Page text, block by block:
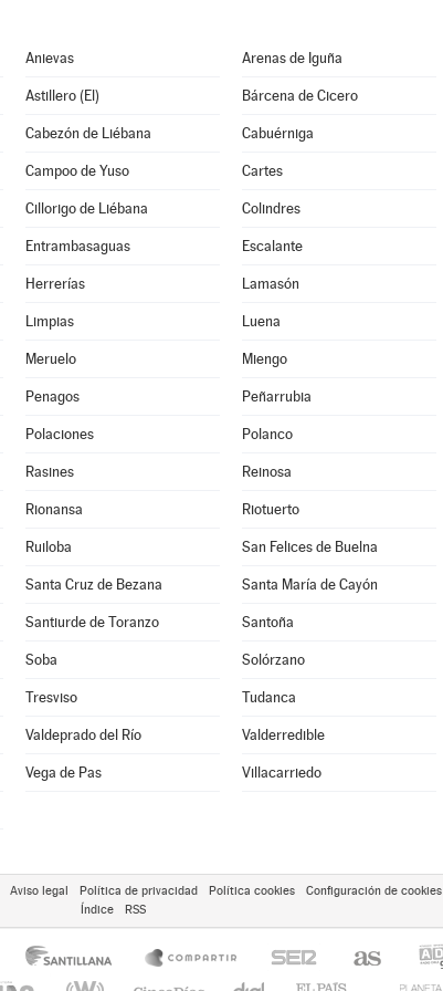
Anievas Arenas de Iguña
Astillero (El) Bárcena de Cicero
Cabezón de Liébana Cabuérniga
Campoo de Yuso Cartes
Cillorigo de Liébana Colindres
Entrambasaguas Escalante
Herrerías Lamasón
Limpias Luena
Meruelo Miengo
Penagos Peñarrubia
Polaciones Polanco
Rasines Reinosa
Rionansa Riotuerto
Ruiloba San Felices de Buelna
Santa Cruz de Bezana Santa María de Cayón
Santiurde de Toranzo Santoña
Soba Solórzano
Tresviso Tudanca
Valdeprado del Río Valderredible
Vega de Pas Villacarriedo
Aviso legal Política de privacidad Política cookies Configuración de cookies
Índice
RSS